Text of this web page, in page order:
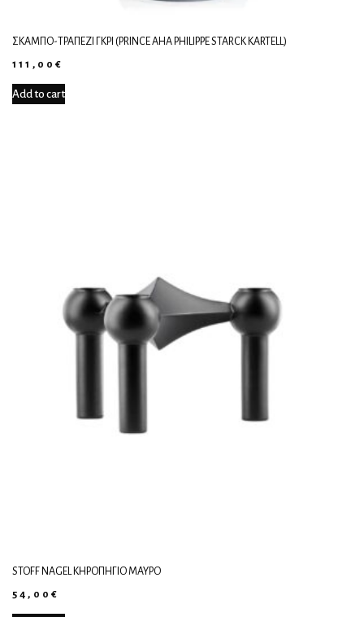
ΣΚΑΜΠΌ-ΤΡΑΠΈΖΙ ΓΚΡΙ (PRINCE AHA PHILIPPE STARCK KARTELL)
111,00€
Add to cart
STOFF NAGEL ΚΗΡΟΠΉΓΙΟ ΜΑΎΡΟ
54,00 €